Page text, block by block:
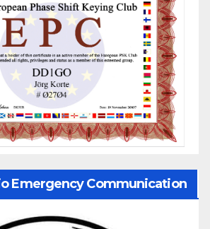
Emergency Communication